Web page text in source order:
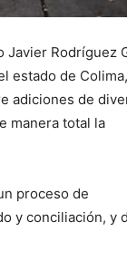
Javier Rodríguez
estado de Colima,
adiciones de
manera total la
proceso de
y conciliación, y